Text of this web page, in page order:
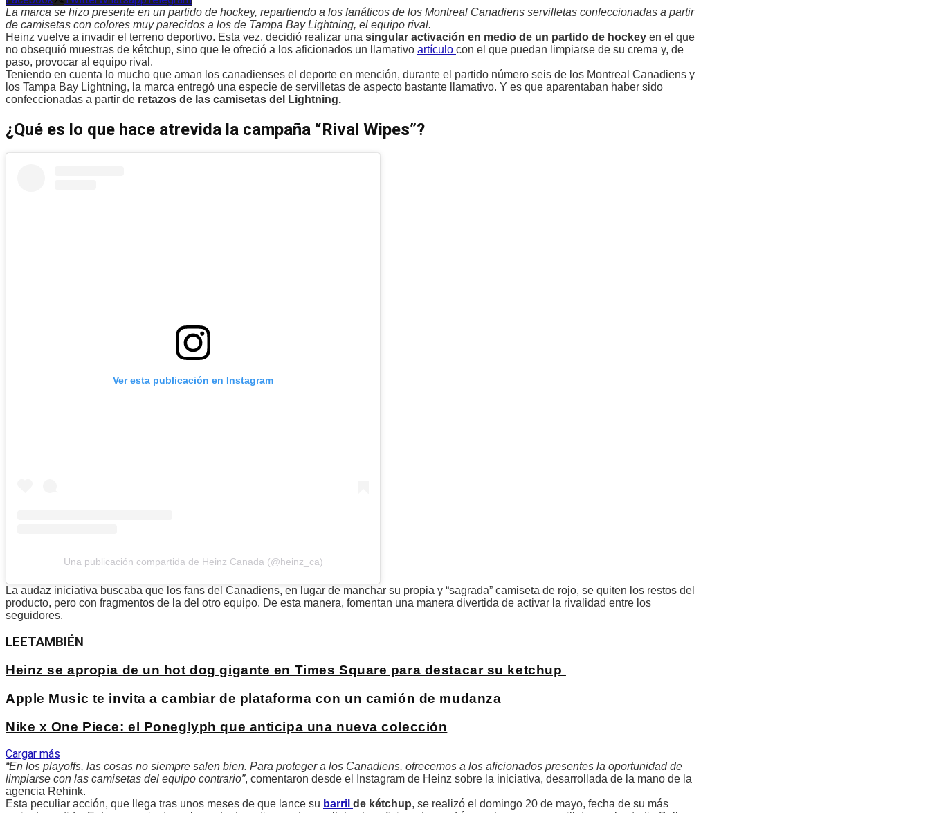
La marca se hizo presente en un partido de hockey, repartiendo a los fanáticos de los Montreal Canadiens servilletas confeccionadas a partir
de camisetas con colores muy parecidos a los de Tampa Bay Lightning, el equipo rival.
Heinz vuelve a invadir el terreno deportivo. Esta vez, decidió realizar una singular activación en medio de un partido de hockey en el que
no obsequió muestras de kétchup, sino que le ofreció a los aficionados un llamativo artículo con el que puedan limpiarse de su crema y, de
paso, provocar al equipo rival.
Teniendo en cuenta lo mucho que aman los canadienses el deporte en mención, durante el partido número seis de los Montreal Canadiens y
los Tampa Bay Lightning, la marca entregó una especie de servilletas de aspecto bastante llamativo. Y es que aparentaban haber sido
confeccionadas a partir de retazos de las camisetas del Lightning.
¿Qué es lo que hace atrevida la campaña “Rival Wipes”?
Ver esta publicación en Instagram
Una publicación compartida de Heinz Canada (@heinz_ca)
La audaz iniciativa buscaba que los fans del Canadiens, en lugar de manchar su propia y “sagrada” camiseta de rojo, se quiten los restos del
producto, pero con fragmentos de la del otro equipo. De esta manera, fomentan una manera divertida de activar la rivalidad entre los
seguidores.
LEETAMBIÉN
Heinz se apropia de un hot dog gigante en Times Square para destacar su ketchup
Apple Music te invita a cambiar de plataforma con un camión de mudanza
Nike x One Piece: el Poneglyph que anticipa una nueva colección
Cargar más
“En los playoffs, las cosas no siempre salen bien. Para proteger a los Canadiens, ofrecemos a los aficionados presentes la oportunidad de
limpiarse con las camisetas del equipo contrario”, comentaron desde el Instagram de Heinz sobre la iniciativa, desarrollada de la mano de la
agencia Rehink.
Esta peculiar acción, que llega tras unos meses de que lance su barril de kétchup, se realizó el domingo 20 de mayo, fecha de su más